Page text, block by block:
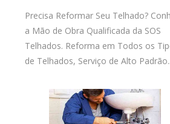
Precisa Reformar Seu Telhado?
a Mão de Obra Qualificada da SOS
Telhados. Reforma em Todos os
de Telhados, Serviço de Alto